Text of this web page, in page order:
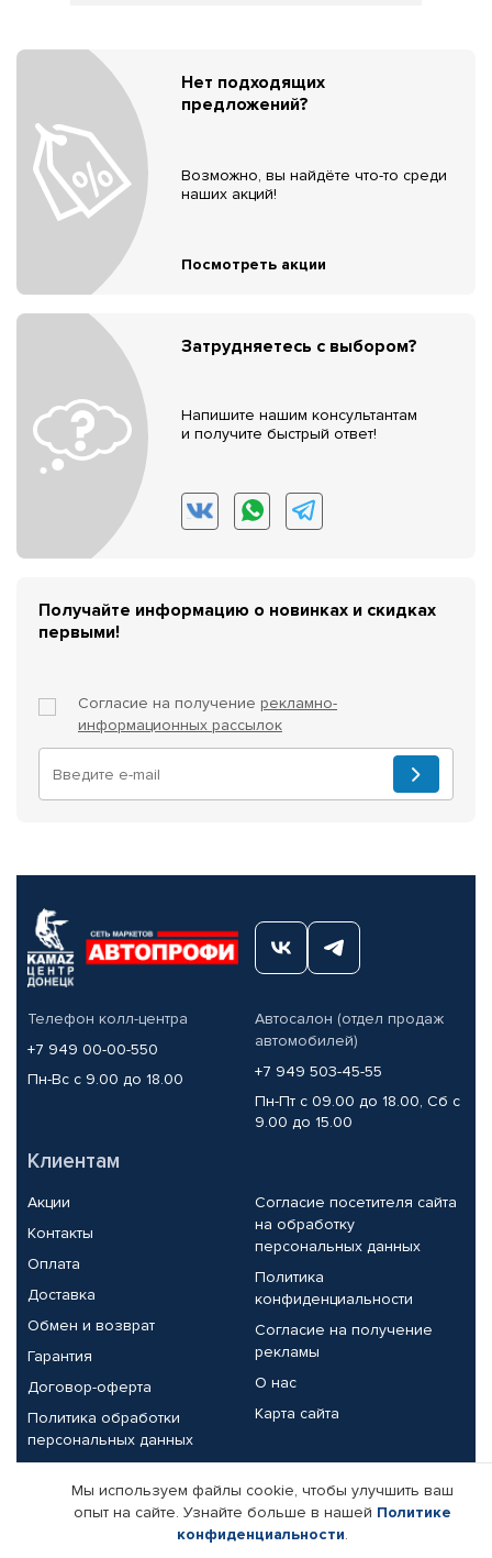
Нет подходящих
предложений?
Возможно, вы найдёте что-то среди
наших акций!
Посмотреть акции
Затрудняетесь с выбором?
Напишите нашим консультантам
и получите быстрый ответ!
Получайте информацию о новинках и скидках
первыми!
Согласие на получение рекламно-
информационных рассылок
Телефон колл-центра
+7 949 00-00-550
Пн-Вс с 9.00 до 18.00
Автосалон (отдел продаж
автомобилей)
+7 949 503-45-55
Пн-Пт с 09.00 до 18.00, Сб с
9.00 до 15.00
Клиентам
Акции
Контакты
Оплата
Доставка
Обмен и возврат
Гарантия
Договор-оферта
Политика обработки
персональных данных
Согласие посетителя сайта
на обработку
персональных данных
Политика
конфиденциальности
Согласие на получение
рекламы
О нас
Карта сайта
Партнерам
Корпоративным клиентам
Реквизиты компании
Мы используем файлы cookie, чтобы улучшить ваш
опыт на сайте. Узнайте больше в нашей Политике
конфиденциальности.